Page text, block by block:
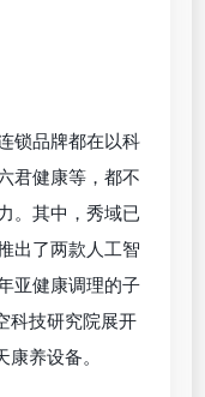
锁品牌都在以科
君健康等，都不
。其中，秀域已
出了两款人工智
亚健康调理的子
科技研究院展开
养设备。